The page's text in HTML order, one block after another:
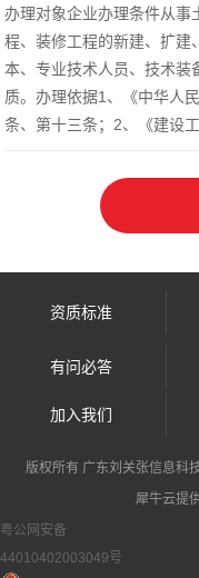
办理对象企业办理条件从事
程、装修工程的新建、扩建
本、专业技术人员、技术装
质。办理依据1、《中华人
条、第十三条；2、《建设
资质标准
有问必答
加入我们
版权所有 广东刘关张信息科
犀牛云提供企业云服务
犀牛云提
粤公网安备
44010402003049号